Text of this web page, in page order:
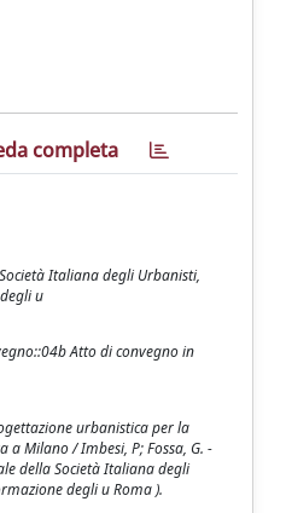
completa
Italiana degli Urbanisti,
u
Atto di convegno in
urbanistica per la
Milano / Imbesi, P; Fossa, G. -
della Società Italiana degli
degli u Roma ).